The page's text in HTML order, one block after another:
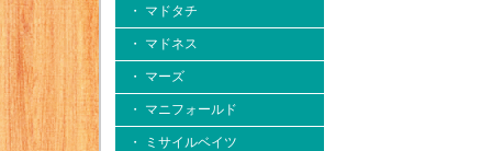
・ マドタチ
・ マドネス
・ マーズ
・ マニフォールド
・ ミサイルベイツ